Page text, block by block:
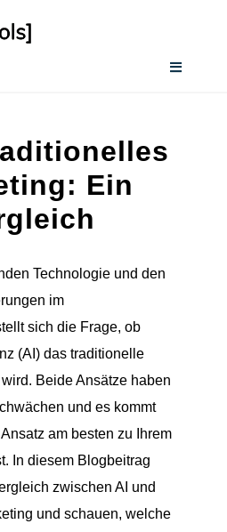
Toggle
Ein
Technologie und den
im
sich die Frage, ob
(AI) das traditionelle
Beide Ansätze haben
und es kommt
am besten zu Ihrem
In diesem Blogbeitrag
zwischen AI und
und schauen, welche